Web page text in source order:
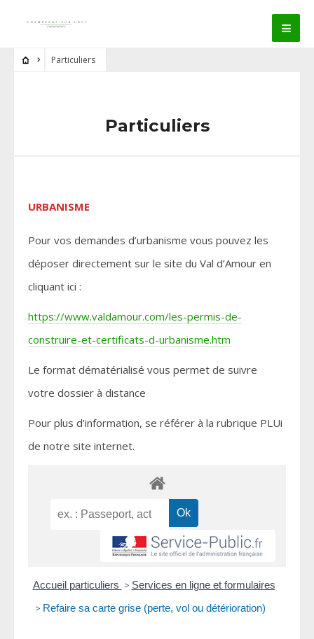
Particuliers
Particuliers
URBANISME
Pour vos demandes d’urbanisme vous pouvez les
déposer directement sur le site du Val d’Amour en
cliquant ici :
https://www.valdamour.com/les-permis-de-
construire-et-certificats-d-urbanisme.htm
Le format dématérialisé vous permet de suivre
votre dossier à distance
Pour plus d’information, se référer à la rubrique PLUi
de notre site internet.
Accueil particuliers > Services en ligne et formulaires
> Refaire sa carte grise (perte, vol ou détérioration)